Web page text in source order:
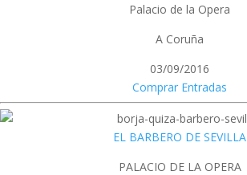
Palacio de la Opera
A Coruña
03/09/2016
Comprar Entradas
EL BARBERO DE SEVILLA
PALACIO DE LA OPERA